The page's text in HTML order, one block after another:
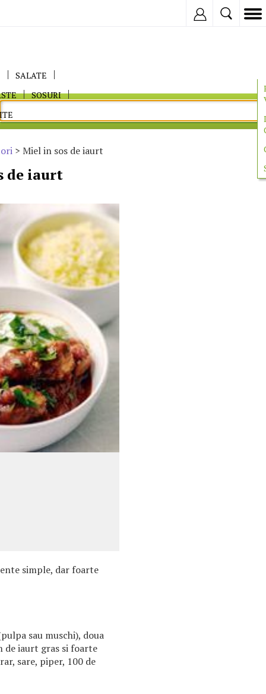
SALATE
SOSURI
> Miel in sos de iaurt
de iaurt
simple, dar foarte
sau muschi), doua
iaurt gras si foarte
sare, piper, 100 de